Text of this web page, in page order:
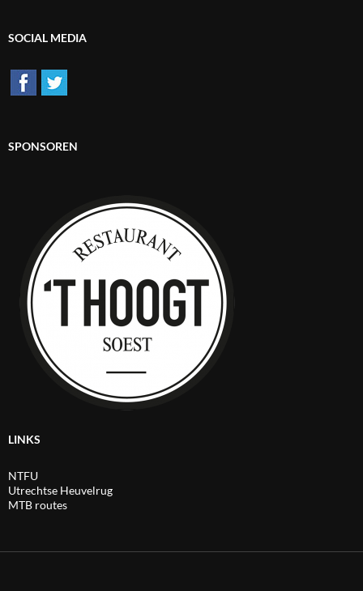
SOCIAL MEDIA
SPONSOREN
LINKS
NTFU
Utrechtse Heuvelrug
MTB routes